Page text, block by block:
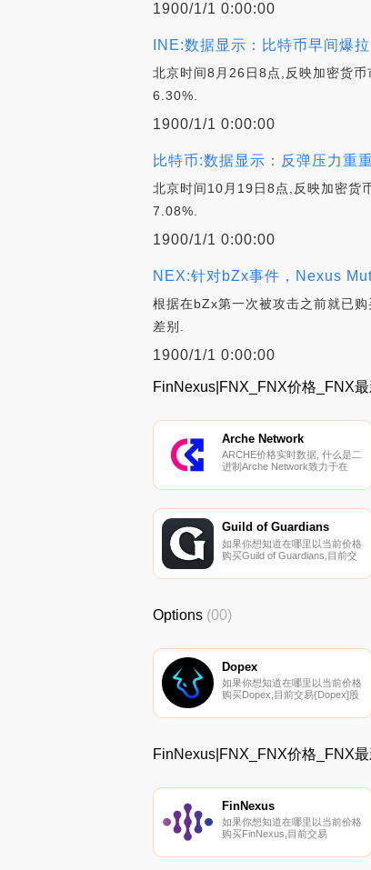
1900/1/1 0:00:00
INE:数据显示：比特币早间爆
北京时间8月26日8点,反映加密货
6.30%.
1900/1/1 0:00:00
比特币:数据显示：反弹压力重
北京时间10月19日8点,反映加密货
7.08%.
1900/1/1 0:00:00
NEX:针对bZx事件，Nexus
根据在bZx第一次被攻击之前就已
差别.
1900/1/1 0:00:00
FinNexus|FNX_FNX价格_FNX
Arche Network
ARCHE价格实时数据, 什么是二
进制Arche Network致力于在
的去中心化加密资产商店,采用
的支持下创建IGO/INO和
MysteryBox合同.
Guild of Guardians
如果你想知道在哪里以当前价格
购买Guild of Guardians,目前交
级加密货币交易所是OKX、
的加密货币交易所页面上找到其
他列表.
Options (00)
Dopex
如果你想知道在哪里以当前价格
购买Dopex,目前交易{Dopex]股
CoinW、ByDPXt、Bitget、
他列表.
FinNexus|FNX_FNX价格_FNX
FinNexus
如果你想知道在哪里以当前价格
购买FinNexus,目前交易
交易所是Wanswap。您可以在